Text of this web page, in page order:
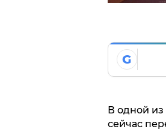
G
В одной из
сейчас